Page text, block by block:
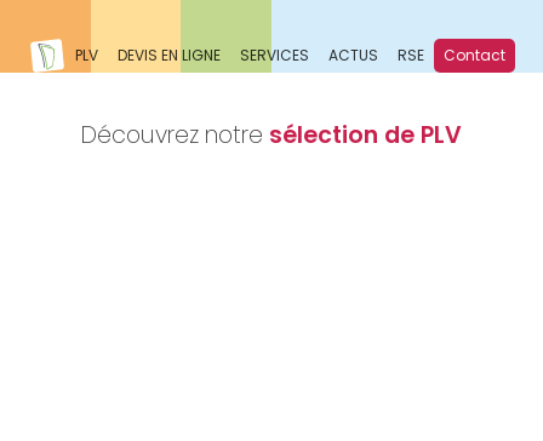
PLV DEVIS EN LIGNE SERVICES ACTUS RSE Contact
Découvrez notre sélection de PLV